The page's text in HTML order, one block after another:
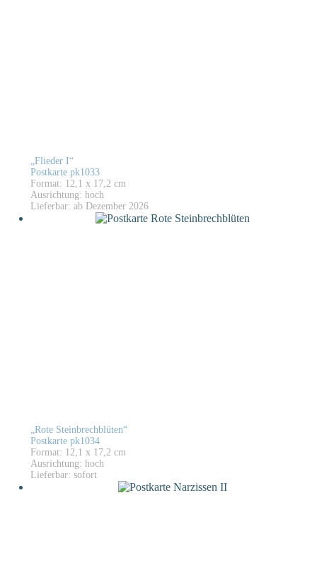
„Flieder I“
Postkarte pk1033
Format: 12,1 x 17,2 cm
Ausrichtung: hoch
Lieferbar: ab Dezember 2026
„Rote Steinbrechblüten“
Postkarte pk1034
Format: 12,1 x 17,2 cm
Ausrichtung: hoch
Lieferbar: sofort